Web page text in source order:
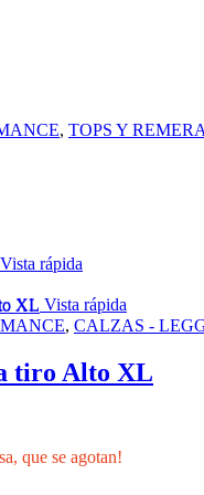
, TOPS Y
Vista rápida
Vista rápida
, CALZAS -
tiro Alto XL
que se agotan!